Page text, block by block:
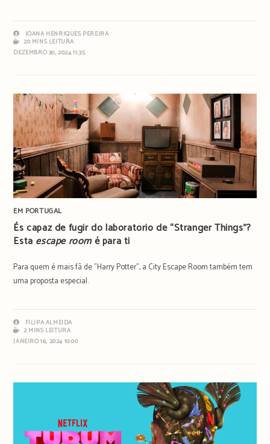
JOANA HENRIQUES PEREIRA
20 MINS LEITURA
DEZEMBRO 30, 2024 11:35
EM PORTUGAL
És capaz de fugir do laboratório de “Stranger Things”?
Esta escape roomé para ti
Para quem é mais fã de "Harry Potter", a City Escape Room também tem
uma proposta especial.
FILIPA ALMEIDA
2 MINS LEITURA
JANEIRO 16, 2024 10:00